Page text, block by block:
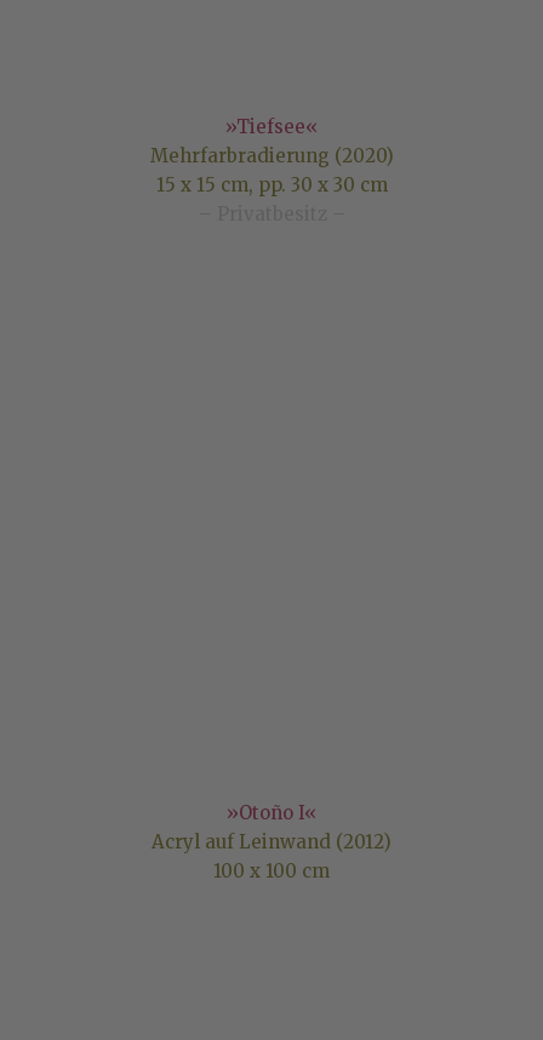
»Tiefsee«
Mehrfarbradierung (2020)
15 x 15 cm, pp. 30 x 30 cm
»Otoño I«
Acryl auf Leinwand (2012)
100 x 100 cm